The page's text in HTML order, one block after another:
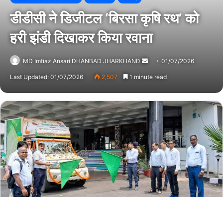
डीडीसी ने डिजीटल ‘बिरसा कृषि रथ’ को
हरी झंडी दिखाकर किया रवाना
MD Imtiaz Ansari DHANBAD JHARKHAND
Send01/07/2026
Last Updated: 01/07/2026 2,507 1 minute read